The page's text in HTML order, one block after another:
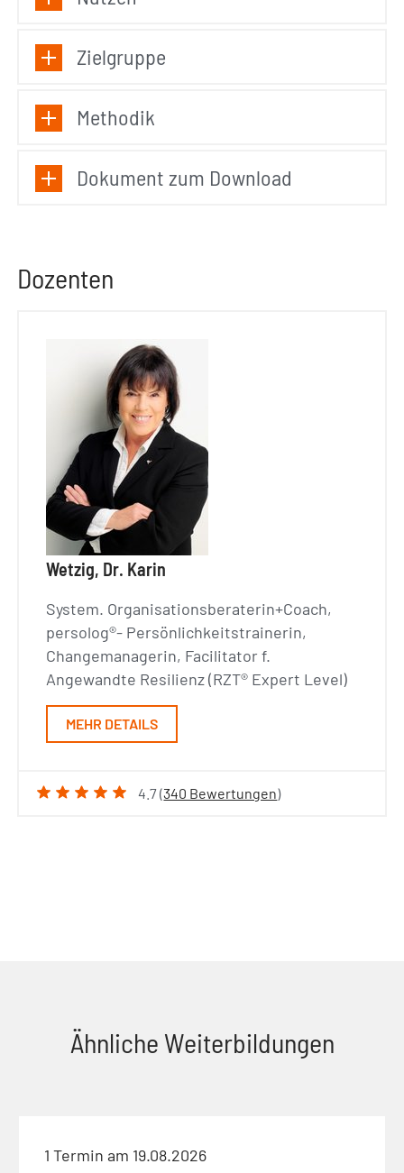
Zielgruppe
Methodik
Dokument zum Download
Dozenten
Wetzig, Dr. Karin
System. Organisationsberaterin+Coach,
persolog®- Persönlichkeitstrainerin,
Changemanagerin, Facilitator f.
Angewandte Resilienz (RZT® Expert Level)
MEHR DETAILS
4.7 (340 Bewertungen)
Ähnliche Weiterbildungen
1 Termin am 19.08.2026